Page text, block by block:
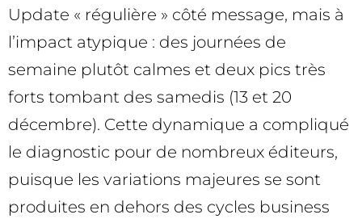
Update « régulière » côté message, mais à
l’impact atypique : des journées de
semaine plutôt calmes et deux pics très
forts tombant des samedis (13 et 20
décembre). Cette dynamique a compliqué
le diagnostic pour de nombreux éditeurs,
puisque les variations majeures se sont
produites en dehors des cycles business